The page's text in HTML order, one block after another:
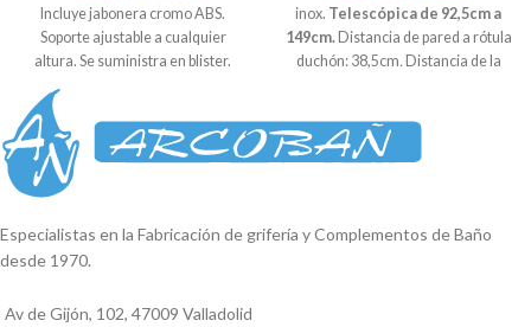
Incluye jabonera cromo ABS.
Soporte ajustable a cualquier
altura. Se suministra en blister.
inox. Telescópica de 92,5cm a
149cm. Distancia de pared a rótula
duchón: 38,5cm. Distancia de la
MEDIDA ESPECIAL TOMAS DE
BAÑERA
Compuesto por: 1
cromo 1 flexo acero 1,50cm 1
Especialistas en la Fabricación de grifería y Complementos de Baño
desde 1970.
Av de Gijón, 102, 47009 Valladolid